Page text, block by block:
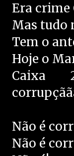
Era crime
Mas tudo
Tem o
Hoje o
Não é
Não é